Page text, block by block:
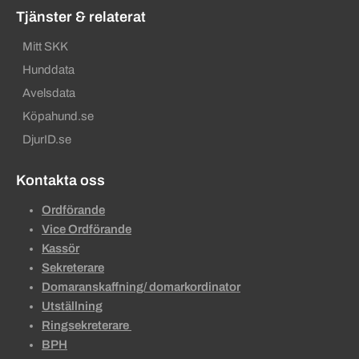
Tjänster & relaterat
Mitt SKK
Hunddata
Avelsdata
Köpahund.se
DjurID.se
Kontakta oss
Ordförande
Vice Ordförande
Kassör
Sekreterare
Domaranskaffning/ domarkordinator
Utställning
Ringsekreterare
BPH